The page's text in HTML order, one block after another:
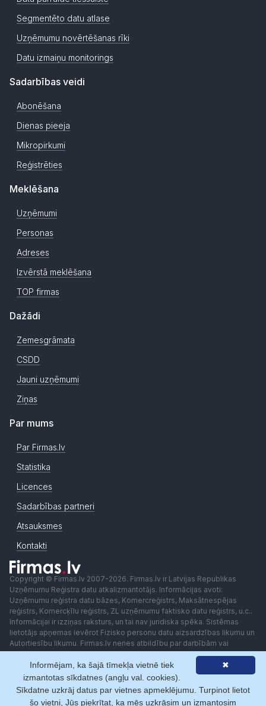
Segmentēto datu atlase
Uzņēmumu novērtēšanas rīki
Datu izmaiņu monitorings
Sadarbības veidi
Abonēšana
Dienas pieeja
Mikropirkumi
Reģistrēties
Meklēšana
Uzņēmumi
Personas
Adreses
Izvērstā meklēšana
TOP firmas
Dažādi
Zemesgrāmata
CSDD
Jauni uzņēmumi
Ziņas
Par mums
Par Firmas.lv
Statistika
Licences
Sadarbības partneri
Atsauksmes
Kontakti
Copyright © Firmas.lv 2007-2026. Firmas.lv ir Latvijas Republikas
Uzņēmumu Reģistra datu atkalizmantotājs. Informācijas avoti:
Uzņēmumu reģistra datu bāzes, Komercreģistrs, Maksātnespējas
reģistrs, Komercķīlu reģistrs, ZL uzņēmumu faktisko datu reģistrs, u.c..
Informācijai ir izziņas raksturs, un tai nav juridiska spēka. Sistēmas
lietotājs apņemas ievērot Fizisko personu datu aizsardzības likumu un
Autortiesību likumu. Firmas.lv nenes atbildību par darbībām vai
lēmumiem, kas balstīti uz saņemto pakalpojumu. Lietotājam aizliegts
izmantot jebkādas automatizētas sistēmas vai iekārtas (robotus)
piekļuvei sistēmai bez rakstiskas saskaņošanas ar Firmas.lv. Galvenā
redaktore: Ingūna Pempere.
Lietošanas noteikumi
Privātuma politika Norēķini ar
✖
Informējam, ka šajā tīmekļa vietnē tiek
izmantotas sīkdatnes (angļu val. cookies).
Sīkdatne uzkrāj datus par vietnes apmeklējumu. Turpinot lietot
šo vietni, Jūs piekrītat, ka mēs uzkrāsim un izmantosim